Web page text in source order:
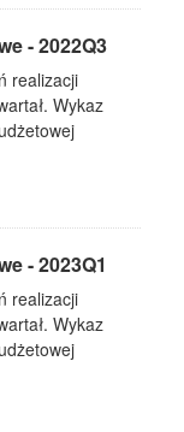
- 2022Q3
realizacji
Wykaz
- 2023Q1
realizacji
Wykaz